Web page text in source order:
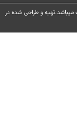
و طراحی شده در